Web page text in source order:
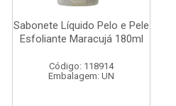
Sabonete Líquido Pelo e Pele
Esfoliante Maracujá 180ml
Código: 118914
Embalagem: UN